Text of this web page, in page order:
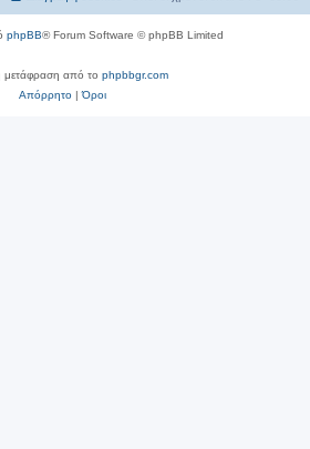
phpBB® Forum Software © phpBB Limited
μετάφραση από το phpbbgr.com
Απόρρητο|Όροι